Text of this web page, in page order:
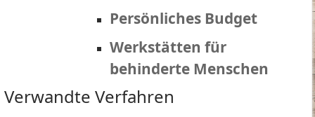
Persönliches Budget
Werkstätten für
behinderte Menschen
Verwandte Verfahren